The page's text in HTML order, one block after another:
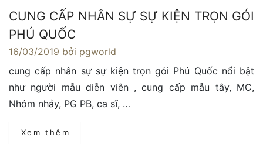
CUNG CẤP NHÂN SỰ SỰ KIỆN TRỌN GÓI
PHÚ QUỐC
16/03/2019 bởi pgworld
cung cấp nhân sự sự kiện trọn gói Phú Quốc nổi bật
như người mẫu diễn viên , cung cấp mẫu tây, MC,
Nhóm nhảy, PG PB, ca sĩ, …
Xem thêm